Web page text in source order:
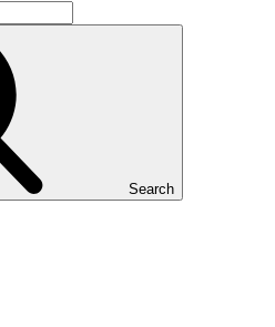
Search